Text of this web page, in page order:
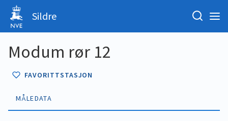
Sildre
Modum rør 12
FAVORITTSTASJON
MÅLEDATA